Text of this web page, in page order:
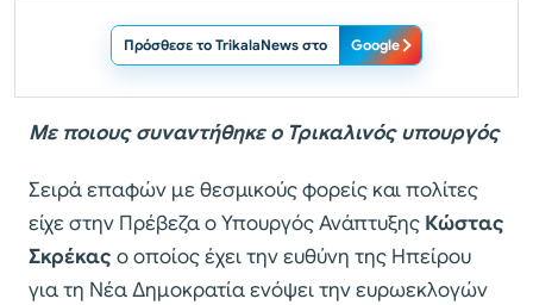
Πρόσθεσε το TrikalaNews στο Google
Με ποιους συναντήθηκε ο Τρικαλινός υπουργός
Σειρά επαφών με θεσμικούς φορείς και πολίτες
είχε στην Πρέβεζα ο Υπουργός Ανάπτυξης Κώστας
Σκρέκας ο οποίος έχει την ευθύνη της Ηπείρου
για τη Νέα Δημοκρατία ενόψει την ευρωεκλογών